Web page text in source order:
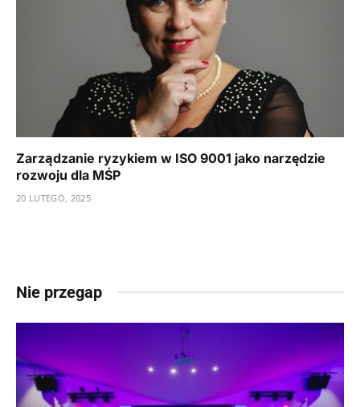
Zarządzanie ryzykiem w ISO 9001 jako narzędzie
rozwoju dla MŚP
20 LUTEGO, 2025
Nie przegap